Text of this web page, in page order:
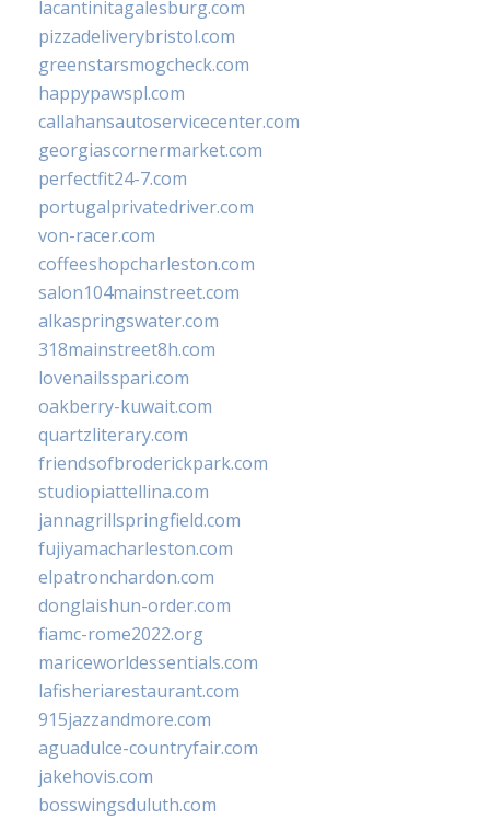
lacantinitagalesburg.com
pizzadeliverybristol.com
greenstarsmogcheck.com
happypawspl.com
callahansautoservicecenter.com
georgiascornermarket.com
perfectfit24-7.com
portugalprivatedriver.com
von-racer.com
coffeeshopcharleston.com
salon104mainstreet.com
alkaspringswater.com
318mainstreet8h.com
lovenailsspari.com
oakberry-kuwait.com
quartzliterary.com
friendsofbroderickpark.com
studiopiattellina.com
jannagrillspringfield.com
fujiyamacharleston.com
elpatronchardon.com
donglaishun-order.com
fiamc-rome2022.org
mariceworldessentials.com
lafisheriarestaurant.com
915jazzandmore.com
aguadulce-countryfair.com
jakehovis.com
bosswingsduluth.com